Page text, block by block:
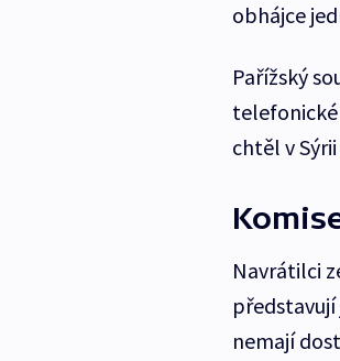
obhájce
Pařížský
telefonické
chtěl v
Navrátilci
nemají